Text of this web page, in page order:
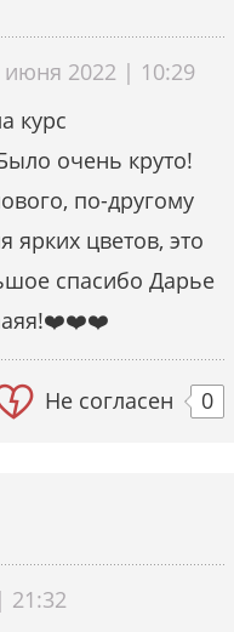
2022 | 10:29
курс
очень круто!
по-другому
ярких цветов, это
спасибо Дарье
Не согласен 0
21:32